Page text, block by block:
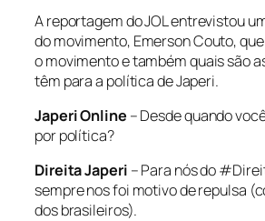
A reportagem do JOL entrevistou
do movimento, Emerson Couto,
o movimento e também quais são
têm para a política de Japeri.
Japeri Online – Desde quando
por política?
Direita Japeri – Para nós do
sempre nos foi motivo de repulsa
dos brasileiros).